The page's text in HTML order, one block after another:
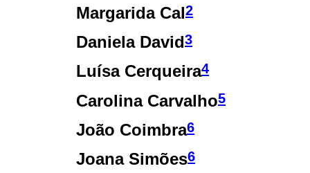
Margarida Cal2
Daniela David3
Luísa Cerqueira4
Carolina Carvalho5
João Coimbra6
Joana Simões6